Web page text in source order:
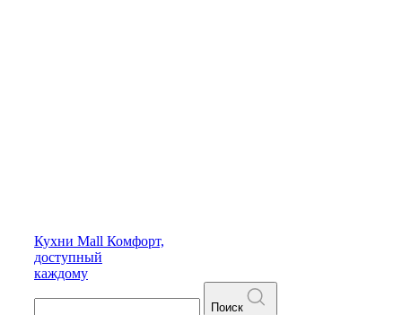
Кухни Mall Комфорт,
доступный
каждому
Поиск